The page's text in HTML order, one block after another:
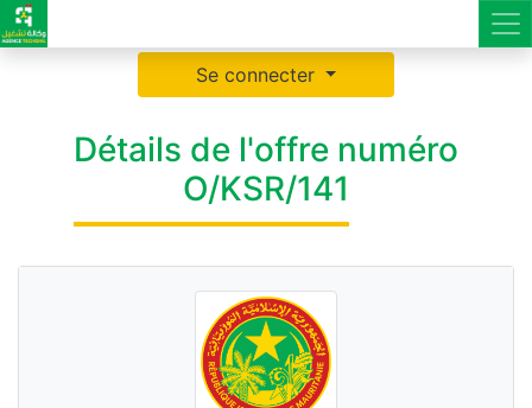
Se connecter
Détails de l'offre numéro
O/KSR/141